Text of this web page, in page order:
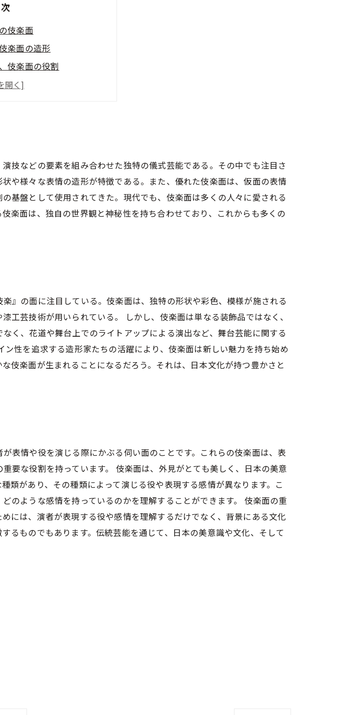
伎楽面
楽面の造形
伎楽面の役割
技などの要素を組み合わせた独特の儀式芸能である。その中でも注目さ
や様々な表情の造形が特徴である。また、優れた伎楽面は、仮面の表情
基盤として使用されてきた。現代でも、伎楽面は多くの人々に愛される
楽面は、独自の世界観と神秘性を持ち合わせており、これからも多くの
』の面に注目している。伎楽面は、独特の形状や彩色、模様が施される
工芸技術が用いられている。 しかし、伎楽面は単なる装飾品ではなく、
く、花道や舞台上でのライトアップによる演出など、舞台芸能に関する
性を追求する造形家たちの活躍により、伎楽面は新しい魅力を持ち始め
伎楽面が生まれることになるだろう。それは、日本文化が持つ豊かさと
表情や役を演じる際にかぶる伺い面のことです。これらの伎楽面は、表
要な役割を持っています。 伎楽面は、外見がとても美しく、日本の美意
類があり、その種類によって演じる役や表現する感情が異なります。こ
のような感情を持っているのかを理解することができます。 伎楽面の重
には、演者が表現する役や感情を理解するだけでなく、背景にある文化
るものでもあります。伝統芸能を通じて、日本の美意識や文化、そして